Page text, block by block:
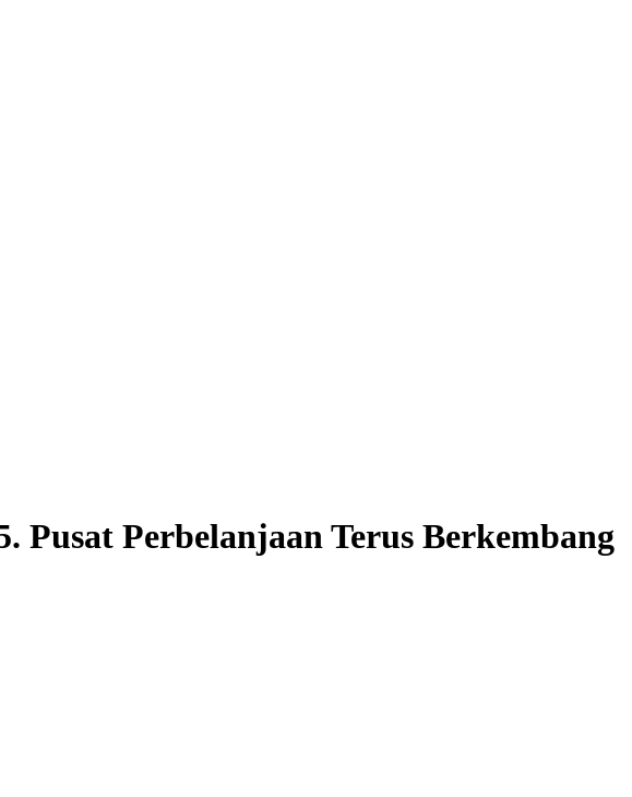
Perbelanjaan Terus Berkembang